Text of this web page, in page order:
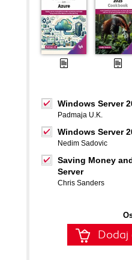
Windows Server
Padmaja U.K.
Windows Server
Nedim Sadovic
Saving Money
Server
Chris Sanders
Dodaj